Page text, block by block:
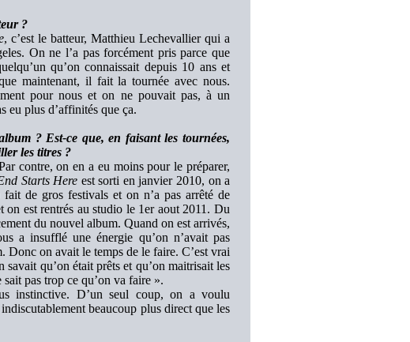
?
, c’est le batteur, Matthieu Lechevallier qui a
On ne l’a pas forcément pris parce que
qu’on connaissait depuis 10 ans et
maintenant, il fait la tournée avec nous.
pour nous et on ne pouvait pas, à un
eu plus d’affinités que ça.
? Est-ce que, en faisant les tournées,
les titres ?
contre, on en a eu moins pour le préparer,
Starts Here est sorti en janvier 2010, on a
de gros festivals et on n’a pas arrêté de
est rentrés au studio le 1er aout 2011. Du
du nouvel album. Quand on est arrivés,
a insufflé une énergie qu’on n’avait pas
Donc on avait le temps de le faire. C’est vrai
qu’on était prêts et qu’on maitrisait les
pas trop ce qu’on va faire ».
instinctive. D’un seul coup, on a voulu
indiscutablement beaucoup plus direct que les